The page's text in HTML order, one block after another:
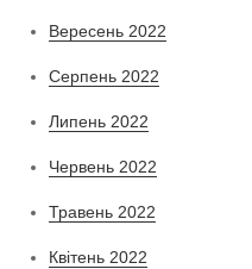
Вересень 2022
Серпень 2022
Липень 2022
Червень 2022
Травень 2022
Квітень 2022